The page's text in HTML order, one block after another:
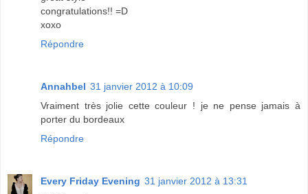
congratulations!! =D
xoxo
Répondre
Annahbel 31 janvier 2012 à 10:09
Vraiment très jolie cette couleur ! je ne pense jamais à
porter du bordeaux
Répondre
Every Friday Evening 31 janvier 2012 à 13:31